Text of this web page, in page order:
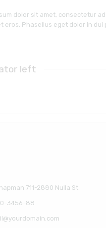
dolor sit amet, consectetur
eros. Phasellus eget dolor in
left
711-2880 Nulla St
3456-88